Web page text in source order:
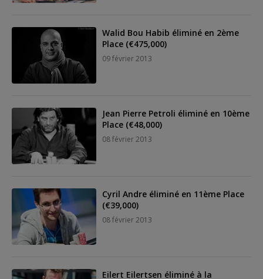
Walid Bou Habib éliminé en 2ème
Place (€475,000)
09 février 2013
Jean Pierre Petroli éliminé en 10ème
Place (€48,000)
08 février 2013
Cyril Andre éliminé en 11ème Place
(€39,000)
08 février 2013
Eilert Eilertsen éliminé à la